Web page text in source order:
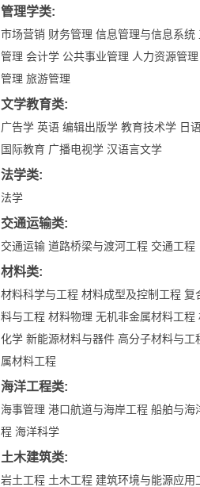
管理学类:
市场营销 财务管理 信息管理与信息系统
管理 会计学 公共事业管理 人力资源管理
管理 旅游管理
文学教育类:
广告学 英语 编辑出版学 教育技术学 日
国际教育 广播电视学 汉语言文学
法学类:
法学
交通运输类:
交通运输 道路桥梁与渡河工程 交通工程
材料类:
材料科学与工程 材料成型及控制工程 复
料与工程 材料物理 无机非金属材料工程
化学 新能源材料与器件 高分子材料与工
属材料工程
海洋工程类:
海事管理 港口航道与海岸工程 船舶与海
程 海洋科学
土木建筑类:
岩土工程 土木工程 建筑环境与能源应用